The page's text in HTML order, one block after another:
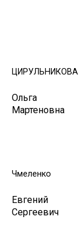
ЦИРУЛЬНИКОВА
Ольга
Мартеновна
Чмеленко
Евгений
Сергеевич